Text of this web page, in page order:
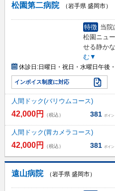
松園第二病院
（岩手県 盛岡市）
特徴 当院
松園ニュ
せる静か
む▼
休診日:日曜日・祝日・水曜日午後
インボイス制度に対応
人間ドック(バリウムコース)
42,000円 （税込） 381 ポイン
人間ドック(胃カメラコース)
42,000円 （税込） 381 ポイン
遠山病院
（岩手県 盛岡市）